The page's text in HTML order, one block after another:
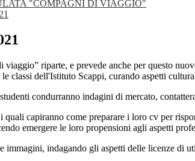
"COMPAGNI DI VIAGGIO"
viaggio” riparte, e prevede anche per questo
classi dell'Istituto Scappi, curando aspetti
condurranno indagini di mercato,
capiranno come preparare i loro cv per
emergere le loro propensioni agli aspetti
immagini, indagando gli aspetti delle licenze di